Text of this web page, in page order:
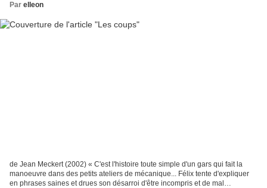
Par elleon
de Jean Meckert (2002) « C'est l'histoire toute simple d'un gars qui fait la
manoeuvre dans des petits ateliers de mécanique... Félix tente d'expliquer
en phrases saines et drues son désarroi d'être incompris et de mal